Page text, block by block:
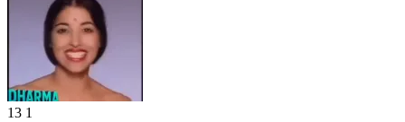
13 1